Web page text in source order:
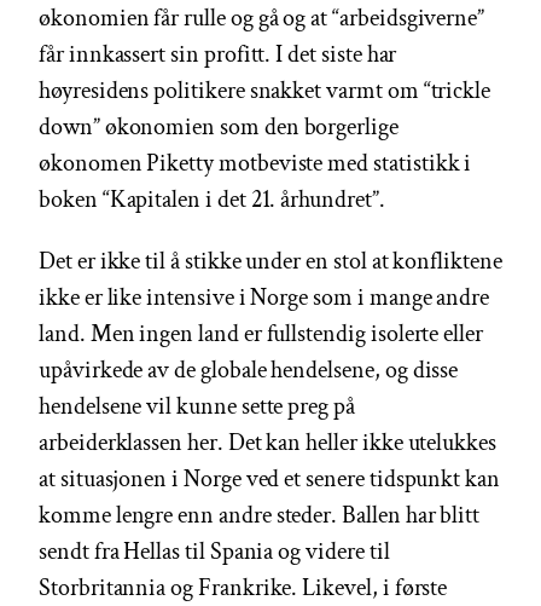
økonomien får rulle og gå og at “arbeidsgiverne”
får innkassert sin profitt. I det siste har
høyresidens politikere snakket varmt om “trickle
down” økonomien som den borgerlige
økonomen Piketty motbeviste med statistikk i
boken “Kapitalen i det 21. århundret”.
Det er ikke til å stikke under en stol at konfliktene
ikke er like intensive i Norge som i mange andre
land. Men ingen land er fullstendig isolerte eller
upåvirkede av de globale hendelsene, og disse
hendelsene vil kunne sette preg på
arbeiderklassen her. Det kan heller ikke utelukkes
at situasjonen i Norge ved et senere tidspunkt kan
komme lengre enn andre steder. Ballen har blitt
sendt fra Hellas til Spania og videre til
Storbritannia og Frankrike. Likevel, i første